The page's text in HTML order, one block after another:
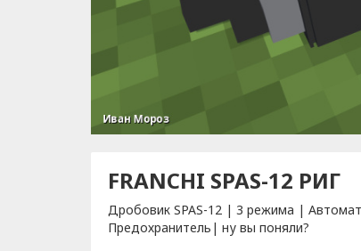
FRANCHI SPAS-12 РИГ
Дробовик SPAS-12 | 3 режима |
Предохранитель| ну вы поняли?